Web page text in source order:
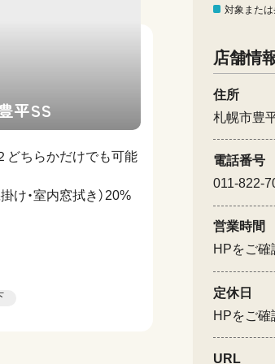
平SS
どちらかだけでも可能
け・室内窓拭き）20%
対象また
店舗情
住所
札幌市豊
電話番号
011-822-
営業時間
HPをご確
定休日
HPをご確
URL